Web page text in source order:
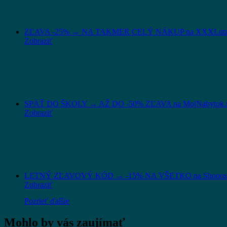
ZĽAVA -25% → NA TAKMER CELÝ NÁKUP na
Zobraziť
SPÄŤ DO ŠKOLY → AŽ DO -50% ZĽAVA na
Zobraziť
LETNÝ ZĽAVOVÝ KÓD → -15% NA VŠETKO na
Zobraziť
Pozrieť ďalšie
Mohlo by vás zaujímať